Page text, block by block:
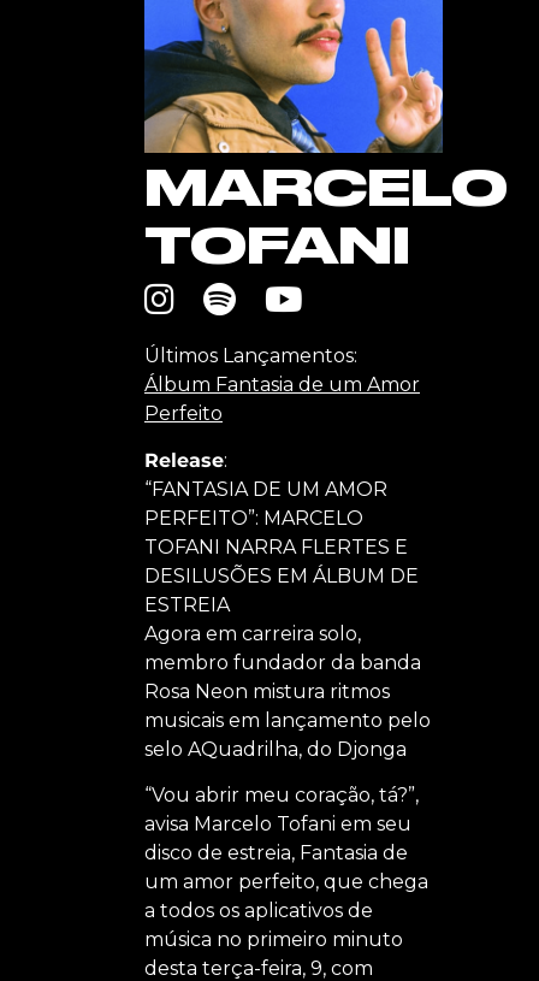
MARCELO
TOFANI
Últimos Lançamentos:
Álbum Fantasia de um Amor
Perfeito
Release:
“FANTASIA DE UM AMOR
PERFEITO”: MARCELO
TOFANI NARRA FLERTES E
DESILUSÕES EM ÁLBUM DE
ESTREIA
Agora em carreira solo,
membro fundador da banda
Rosa Neon mistura ritmos
musicais em lançamento pelo
selo AQuadrilha, do Djonga
“Vou abrir meu coração, tá?”,
avisa Marcelo Tofani em seu
disco de estreia, Fantasia de
um amor perfeito, que chega
a todos os aplicativos de
música no primeiro minuto
desta terça-feira, 9, com